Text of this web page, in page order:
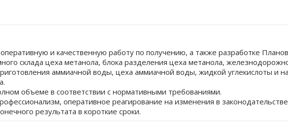
и качественную работу по получению, а также разработке
склада цеха метанола, блока разделения цеха метанола,
аммиачной воды, цеха аммиачной воды, жидкой углекислоты и
объеме в соответствии с нормативными требованиями.
оперативное реагирование на изменения в
результата в короткие сроки.